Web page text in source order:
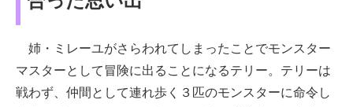
姉・ミレーユがさらわれてしまったことでモンスター
マスターとして冒険に出ることになるテリー。テリーは
戦わず、仲間として連れ歩く３匹のモンスターに命令し